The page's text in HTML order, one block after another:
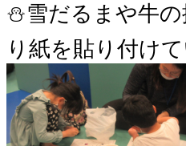
⛄雪だるまや牛
り紙を貼り付け